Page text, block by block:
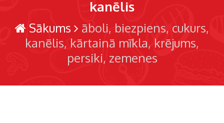
kanēlis
Sākums āboli biezpiens cukurs
kanēlis kārtainā mīkla krējums
persiki zemenes